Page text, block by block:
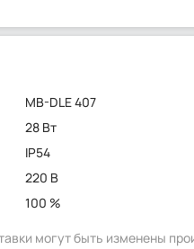
MB-DLE 407
28 Вт
IP54
220 В
100 %
могут быть изменены